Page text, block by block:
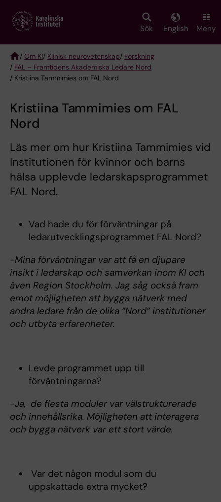
main
Sök English Meny
Breadcrumb
/ Om KI/ Klinisk neurovetenskap/ Forskning
/ FAL – Framtidens Akademiska Ledare Nord
/ Kristiina Tammimies om FAL Nord
Kristiina Tammimies om FAL
Nord
Läs mer om hur Kristiina Tammimies vid
Institutionen för kvinnor och barns
hälsa upplevde ledarskapsprogrammet
FAL Nord.
Vad hade du för förväntningar på
ledarutvecklingsprogrammet FAL Nord?
-Mina förväntningar var att få en djupare
insikt i ledarskap och samverkan inom KI och
även Region Stockholm. Jag såg också fram
emot möjligheten att bygga nätverk med
andra ledare från de olika ”Nord” institutioner
och utbyta erfarenheter.
Levde programmet upp till
förväntningarna?
-Ja, de flesta moduler var välstrukturerade
och innehållsrika. Möjligheten att interagera
och bygga nätverk var ett stort värde.
Var det någon modul som du
uppskattade extra mycket?